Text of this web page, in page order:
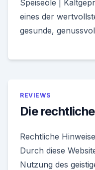
Speiseöle |
eines der
gesunde,
REVIEWS
Die
Rechtliche
Durch diese
Nutzung des